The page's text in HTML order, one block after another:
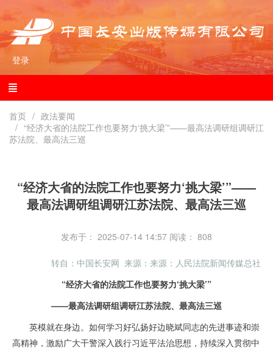
登录
首页
政法要闻
“经济大省的法院工作也要努力‘挑大梁’”——最高法调研组调研江
苏法院、最高法三巡
“经济大省的法院工作也要努力‘挑大梁’”——
最高法调研组调研江苏法院、最高法三巡
发布于： 2025-07-14 14:57 阅读： 808
转自：中国长安网 来源：来源：人民法院新闻传媒总社
“经济大省的法院工作也要努力‘挑大梁’”
——最高法调研组调研江苏法院、最高法三巡
英模就在身边。如何学习好弘扬好边晓斌同志的先进事迹和崇
高精神，激励广大干警深入践行习近平法治思想，持续深入贯彻中